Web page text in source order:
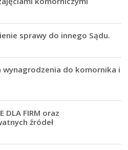
sprawy do innego Sądu.
wynagrodzenia do komornika i
DLA FIRM oraz
źródeł